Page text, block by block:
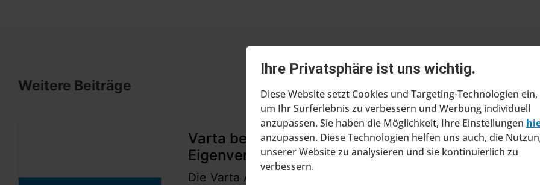
Ihre Privatsphäre ist uns wichtig.
Diese Website setzt Cookies und Targeting-Technologien ein,
um Ihr Surferlebnis zu verbessern und Werbung individuell
anzupassen. Sie haben die Möglichkeit, Ihre Einstellungen
anzupassen. Diese Technologien helfen uns auch, die
unserer Website zu analysieren und sie kontinuierlich zu
verbessern.
Weitere Beiträge
Varta beantragt Insolvenzverfahren in
Eigenverwaltung
Die Varta AG hat beim Amtsgericht Stuttgart einen Antrag